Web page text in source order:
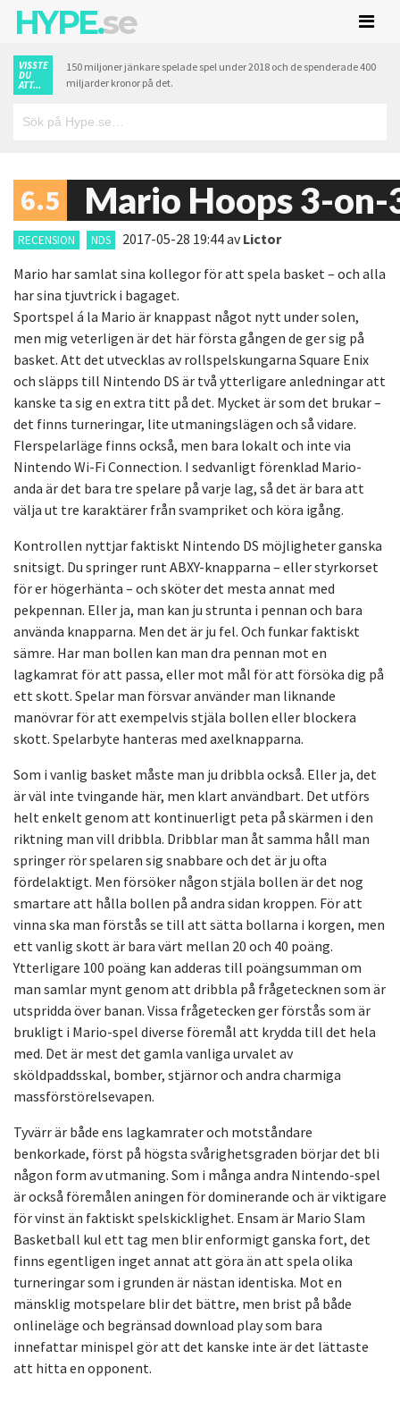
HYPE.se
VISSTE
DU
ATT...
150 miljoner jänkare spelade spel under 2018 och de spenderade 400
miljarder kronor på det.
6.5 Mario Hoops 3-on-
RECENSION NDS 2017-05-28 19:44avLictor
Mario har samlat sina kollegor för att spela basket – och alla
har sina tjuvtrick i bagaget.
Sportspel á la Mario är knappast något nytt under solen,
men mig veterligen är det här första gången de ger sig på
basket. Att det utvecklas av rollspelskungarna Square Enix
och släpps till Nintendo DS är två ytterligare anledningar att
kanske ta sig en extra titt på det. Mycket är som det brukar –
det finns turneringar, lite utmaningslägen och så vidare.
Flerspelarläge finns också, men bara lokalt och inte via
Nintendo Wi-Fi Connection. I sedvanligt förenklad Mario-
anda är det bara tre spelare på varje lag, så det är bara att
välja ut tre karaktärer från svampriket och köra igång.
Kontrollen nyttjar faktiskt Nintendo DS möjligheter ganska
snitsigt. Du springer runt ABXY-knapparna – eller styrkorset
för er högerhänta – och sköter det mesta annat med
pekpennan. Eller ja, man kan ju strunta i pennan och bara
använda knapparna. Men det är ju fel. Och funkar faktiskt
sämre. Har man bollen kan man dra pennan mot en
lagkamrat för att passa, eller mot mål för att försöka dig på
ett skott. Spelar man försvar använder man liknande
manövrar för att exempelvis stjäla bollen eller blockera
skott. Spelarbyte hanteras med axelknapparna.
Som i vanlig basket måste man ju dribbla också. Eller ja, det
är väl inte tvingande här, men klart användbart. Det utförs
helt enkelt genom att kontinuerligt peta på skärmen i den
riktning man vill dribbla. Dribblar man åt samma håll man
springer rör spelaren sig snabbare och det är ju ofta
fördelaktigt. Men försöker någon stjäla bollen är det nog
smartare att hålla bollen på andra sidan kroppen. För att
vinna ska man förstås se till att sätta bollarna i korgen, men
ett vanlig skott är bara värt mellan 20 och 40 poäng.
Ytterligare 100 poäng kan adderas till poängsumman om
man samlar mynt genom att dribbla på frågetecknen som är
utspridda över banan. Vissa frågetecken ger förstås som är
brukligt i Mario-spel diverse föremål att krydda till det hela
med. Det är mest det gamla vanliga urvalet av
sköldpaddsskal, bomber, stjärnor och andra charmiga
massförstörelsevapen.
Tyvärr är både ens lagkamrater och motståndare
benkorkade, först på högsta svårighetsgraden börjar det bli
någon form av utmaning. Som i många andra Nintendo-spel
är också föremålen aningen för dominerande och är viktigare
för vinst än faktiskt spelskicklighet. Ensam är Mario Slam
Basketball kul ett tag men blir enformigt ganska fort, det
finns egentligen inget annat att göra än att spela olika
turneringar som i grunden är nästan identiska. Mot en
mänsklig motspelare blir det bättre, men brist på både
onlineläge och begränsad download play som bara
innefattar minispel gör att det kanske inte är det lättaste
att hitta en opponent.